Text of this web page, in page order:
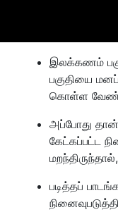
இலக்கணம்
பகுதியை
கொள்ள
அப்போது
கேட்கப்பட்ட
படித்தப்